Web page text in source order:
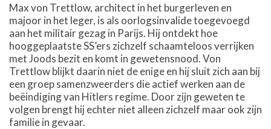
Max von Trettlow, architect in het burgerleven en
majoor in het leger, is als oorlogsinvalide toegevoegd
aan het militair gezag in Parijs. Hij ontdekt hoe
hooggeplaatste SS’ers zichzelf schaamteloos verrijken
met Joods bezit en komt in gewetensnood. Von
Trettlow blijkt daarin niet de enige en hij sluit zich aan bij
een groep samenzweerders die actief werken aan de
beëindiging van Hitlers regime. Door zijn geweten te
volgen brengt hij echter niet alleen zichzelf maar ook zijn
familie in gevaar.